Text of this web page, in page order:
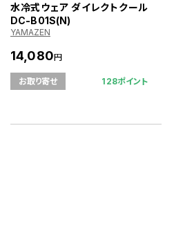
水冷式ウェア ダイレクトクール
DC-B01S(N)
YAMAZEN
14,080円
お取り寄せ 128ポイント